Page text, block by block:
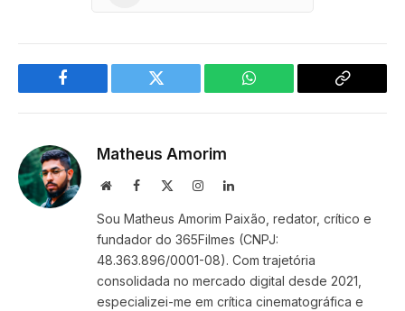
Facebook Twitter WhatsApp
Copy
Matheus Amorim
WebsiteFacebook InstagramLinkedIn
Sou Matheus Amorim Paixão, redator, crítico e
fundador do 365Filmes (CNPJ:
48.363.896/0001-08). Com trajetória
consolidada no mercado digital desde 2021,
especializei-me em crítica cinematográfica e